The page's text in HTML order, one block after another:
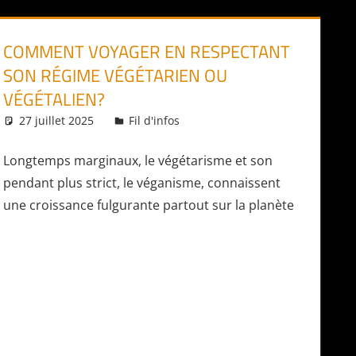
COMMENT VOYAGER EN RESPECTANT
SON RÉGIME VÉGÉTARIEN OU
VÉGÉTALIEN?
27 juillet 2025 Daniel
Fil d'infos
Longtemps marginaux, le végétarisme et son
pendant plus strict, le véganisme, connaissent
une croissance fulgurante partout sur la planète